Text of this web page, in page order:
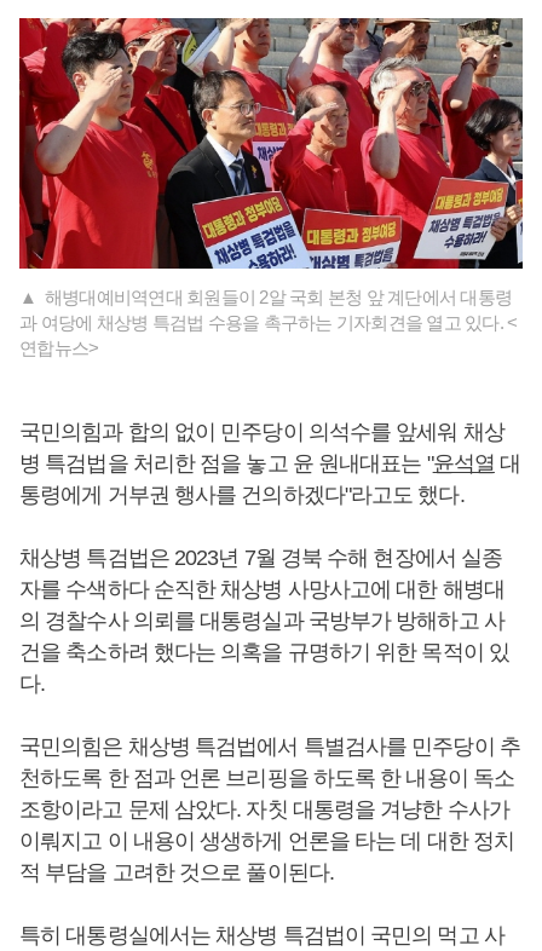
▲ 해병대예비역연대 회원들이 2알 국회 본청 앞 계단에서 대통령
과 여당에 채상병 특검법 수용을 촉구하는 기자회견을 열고 있다. <
연합뉴스>
국민의힘과 합의 없이 민주당이 의석수를 앞세워 채상
병 특검법을 처리한 점을 놓고 윤 원내대표는 "윤석열 대
통령에게 거부권 행사를 건의하겠다"라고도 했다.
채상병 특검법은 2023년 7월 경북 수해 현장에서 실종
자를 수색하다 순직한 채상병 사망사고에 대한 해병대
의 경찰수사 의뢰를 대통령실과 국방부가 방해하고 사
건을 축소하려 했다는 의혹을 규명하기 위한 목적이 있
다.
국민의힘은 채상병 특검법에서 특별검사를 민주당이 추
천하도록 한 점과 언론 브리핑을 하도록 한 내용이 독소
조항이라고 문제 삼았다. 자칫 대통령을 겨냥한 수사가
이뤄지고 이 내용이 생생하게 언론을 타는 데 대한 정치
적 부담을 고려한 것으로 풀이된다.
특히 대통령실에서는 채상병 특검법이 국민의 먹고 사